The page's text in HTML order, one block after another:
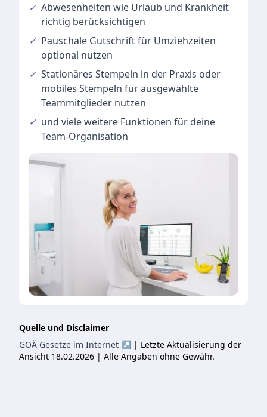
✓ Abwesenheiten wie Urlaub und Krankheit
richtig berücksichtigen
✓ Pauschale Gutschriftfür Umziehzeiten
optional nutzen
✓ Stationäres Stempeln in der Praxis oder
mobiles Stempeln für ausgewählte
Teammitglieder nutzen
✓ und vieleweitere Funktionen für deine
Team-Organisation
Quelle und Disclaimer
GOÄ Gesetze im Internet ↗ | Letzte Aktualisierung der
Ansicht 18.02.2026 | Alle Angaben ohne Gewähr.